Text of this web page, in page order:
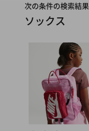
次の条件の検索結果
ソックス